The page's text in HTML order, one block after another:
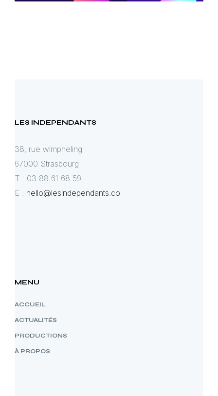
LES INDEPENDANTS
38, rue wimpheling
67000 Strasbourg
T : 03 88 61 68 59
E : hello@lesindependants.co
MENU
ACCUEIL
ACTUALITÉS
PRODUCTIONS
À PROPOS